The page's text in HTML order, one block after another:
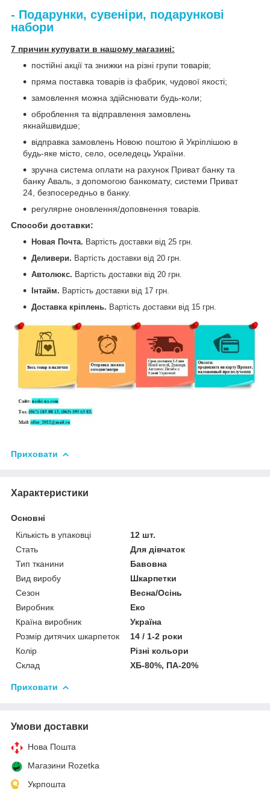
- Подарунки, сувеніри, подарункові
набори
7 причин купувати в нашому магазині:
постійні акції та знижки на різні групи товарів;
пряма поставка товарів із фабрик, чудової якості;
замовлення можна здійснювати будь-коли;
оброблення та відправлення замовлень
якнайшвидше;
відправка замовлень Новою поштою й Укріплішою в
будь-яке місто, село, оселедець України.
зручна система оплати на рахунок Приват банку та
банку Аваль, з допомогою банкомату, системи Приват
24, безпосередньо в банку.
регулярне оновлення/доповнення товарів.
Способи доставки:
Новая Почта. Вартість доставки від 25 грн.
Деливери. Вартість доставки від 20 грн.
Автолюкс. Вартість доставки від 20 грн.
Інтайм. Вартість доставки від 17 грн.
Доставка кріплень. Вартість доставки від 15 грн.
Приховати
Характеристики
Основні
Кількість в упаковці
12 шт.
Стать
Для дівчаток
Тип тканини
Бавовна
Вид виробу
Шкарпетки
Сезон
Весна/Осінь
Виробник
Еко
Країна виробник
Україна
Розмір дитячих шкарпеток
14 / 1-2 роки
Колір
Різні кольори
Склад
ХБ-80%, ПА-20%
Приховати
Умови доставки
Нова Пошта
Магазини Rozetka
Укрпошта